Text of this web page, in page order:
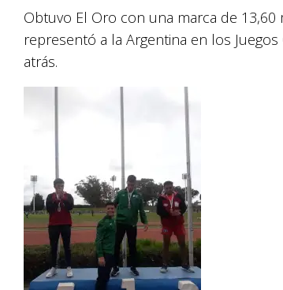
Obtuvo El Oro con una marca de
representó a la Argentina en los
atrás.